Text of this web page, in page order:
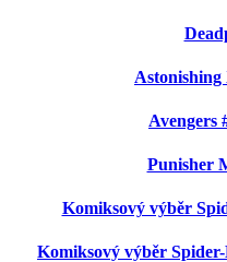
Avengers
Punisher
Komiksový výběr
Komiksový výběr